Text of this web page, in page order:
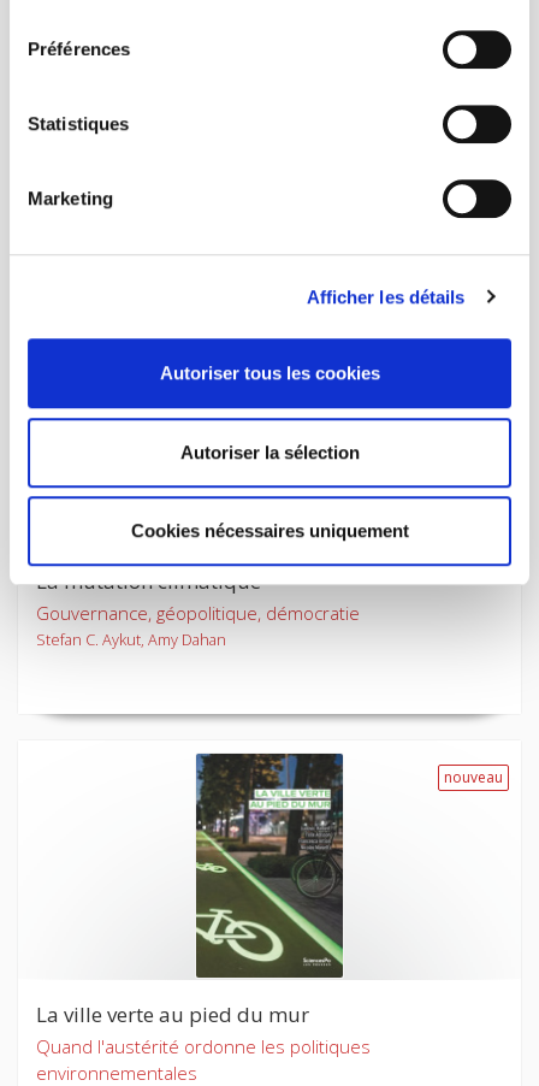
Préférences
Statistiques
Marketing
Afficher les détails
Autoriser tous les cookies
Autoriser la sélection
Cookies nécessaires uniquement
Michel Gardette
nouveau
La mutation climatique
Gouvernance, géopolitique, démocratie
Stefan C. Aykut, Amy Dahan
nouveau
La ville verte au pied du mur
Quand l'austérité ordonne les politiques
environnementales